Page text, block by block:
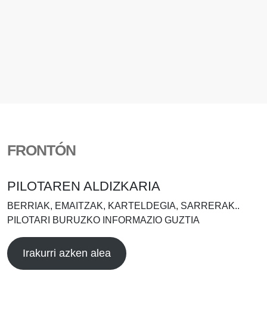
FRONTÓN
PILOTAREN ALDIZKARIA
BERRIAK, EMAITZAK, KARTELDEGIA, SARRERAK..
PILOTARI BURUZKO INFORMAZIO GUZTIA
Irakurri azken alea